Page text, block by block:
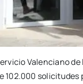
Valen­ciano
102.000